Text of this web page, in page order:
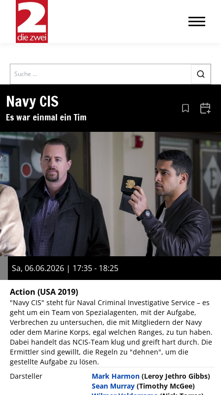
Search
Navy CIS
Es war einmal ein Tim Aus den
Sa, 06.06.2026 | 17:35 - 18:25
Action (USA 2019)
"Navy CIS" steht für Naval Criminal Investigative Service – es
geht um ein Team von Spezialagenten, mit der Aufgabe,
Verbrechen zu untersuchen, die mit Mitgliedern der Navy
oder dem Marine Korps, egal welchen Ranges, zu tun haben.
Dabei handelt das NCIS-Team klug und greift hart durch. Die
Ermittler sind gewillt, die Regeln zu "dehnen", um die
gestellte Aufgabe zu lösen.
Darsteller
Mark Harmon (Leroy Jethro Gibbs)
Sean Murray (Timothy McGee)